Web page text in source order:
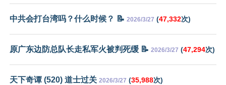
中共会打台湾吗？什么时候？ 📝 2026/3/27 (47,332次)
原广东边防总队长走私军火被判死缓 📝 2026/3/27 (47,294次)
天下奇谭 (520) 道士过关 2026/3/27 (35,988次)